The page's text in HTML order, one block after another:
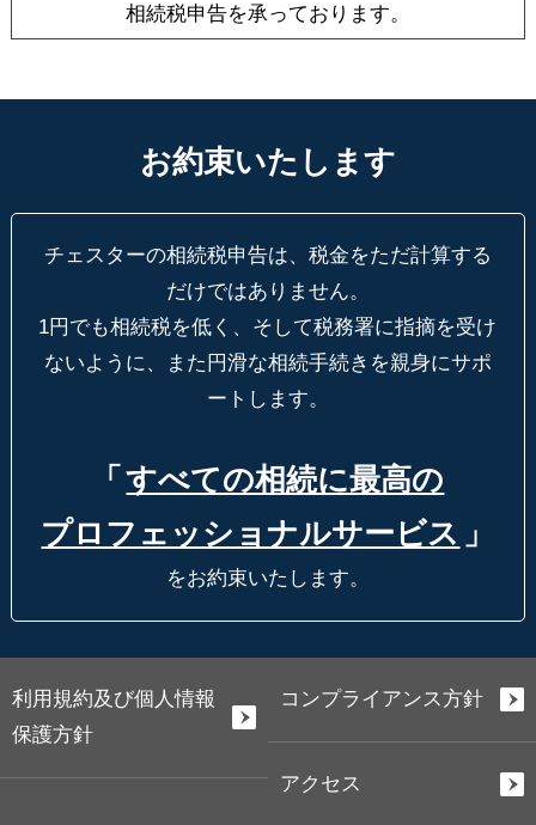
相続税申告を承っております。
お約束いたします
チェスターの相続税申告は、税金をただ計算する
だけではありません。
1円でも相続税を低く、そして税務署に指摘を受け
ないように、
また円滑な相続手続きを親身にサポ
ートします。
「 すべての相続に最高の
プロフェッショナルサービス 」
をお約束いたします。
利用規約及び個人情報
保護方針
コンプライアンス方針
アクセス